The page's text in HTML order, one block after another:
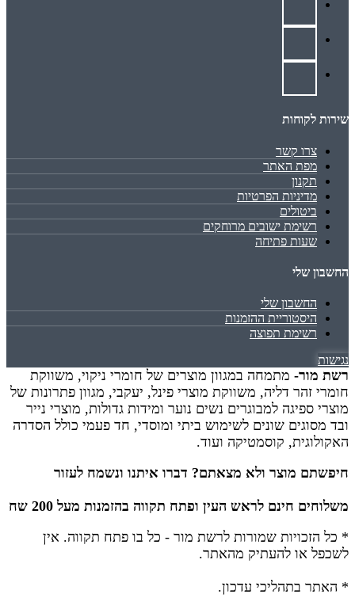
שירות לקוחות
צרו קשר
מפת האתר
תקנון
מדיניות הפרטיות
ביטולים
רשימת ישובים מרוחקים
שעות פתיחה
החשבון שלי
החשבון שלי
היסטוריית ההזמנות
רשימת תפוצה
נגישות
רשת מור- מתמחה במגוון מוצרים של חומרי ניקוי, משווקת
חומרי זהר דליה, משווקת מוצרי פינל, יעקבי, מגוון פתרונות של
מוצרי ספיגה למבוגרים נשים נוער ומידות גדולות, מוצרי נייר
ובד מסוגים שונים לשימוש ביתי ומוסדי, חד פעמי כולל הסדרה
האקולוגית, קוסמטיקה ועוד.
חיפשתם מוצר ולא מצאתם? דברו איתנו ונשמח לעזור
משלוחים חינם לראש העין ופתח תקווה בהזמנות מעל 200 שח
* כל הזכויות שמורות לרשת מור - כל בו פתח תקווה. אין
לשכפל או להעתיק מהאתר.
* האתר בתהליכי עדכון.